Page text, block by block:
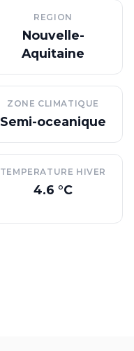
REGION
Nouvelle-
Aquitaine
ZONE CLIMATIQUE
Semi-oceanique
TEMPERATURE HIVER
4.6 °C